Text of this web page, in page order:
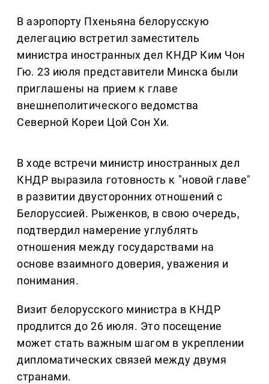
В аэропорту Пхеньяна белорусскую
делегацию встретил заместитель
министра иностранных дел КНДР Ким Чон
Гю. 23 июля представители Минска были
приглашены на прием к главе
внешнеполитического ведомства
Северной Кореи Цой Сон Хи.
В ходе встречи министр иностранных дел
КНДР выразила готовность к "новой главе"
в развитии двусторонних отношений с
Белоруссией. Рыженков, в свою очередь,
подтвердил намерение углублять
отношения между государствами на
основе взаимного доверия, уважения и
понимания.
Визит белорусского министра в КНДР
продлится до 26 июля. Это посещение
может стать важным шагом в укреплении
дипломатических связей между двумя
странами.